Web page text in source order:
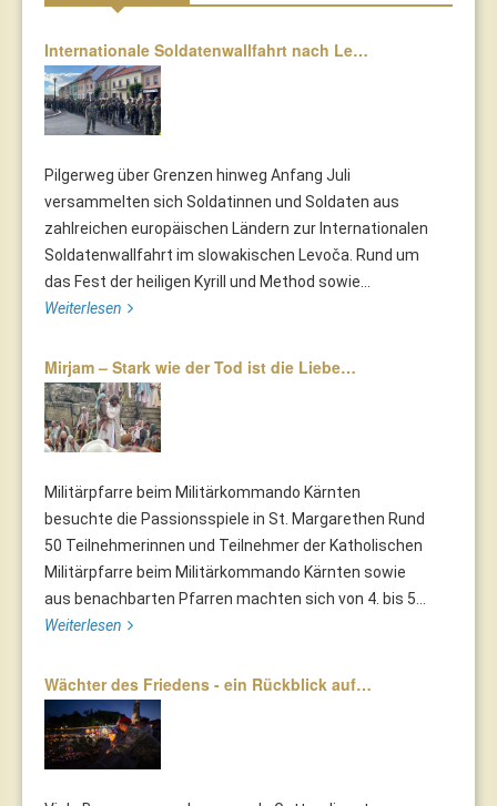
Internationale Soldatenwallfahrt nach Le…
Pilgerweg über Grenzen hinweg Anfang Juli
versammelten sich Soldatinnen und Soldaten aus
zahlreichen europäischen Ländern zur Internationalen
Soldatenwallfahrt im slowakischen Levoča. Rund um
das Fest der heiligen Kyrill und Method sowie...
Weiterlesen
Mirjam – Stark wie der Tod ist die Liebe…
Militärpfarre beim Militärkommando Kärnten
besuchte die Passionsspiele in St. Margarethen Rund
50 Teilnehmerinnen und Teilnehmer der Katholischen
Militärpfarre beim Militärkommando Kärnten sowie
aus benachbarten Pfarren machten sich von 4. bis 5...
Weiterlesen
Wächter des Friedens - ein Rückblick auf…